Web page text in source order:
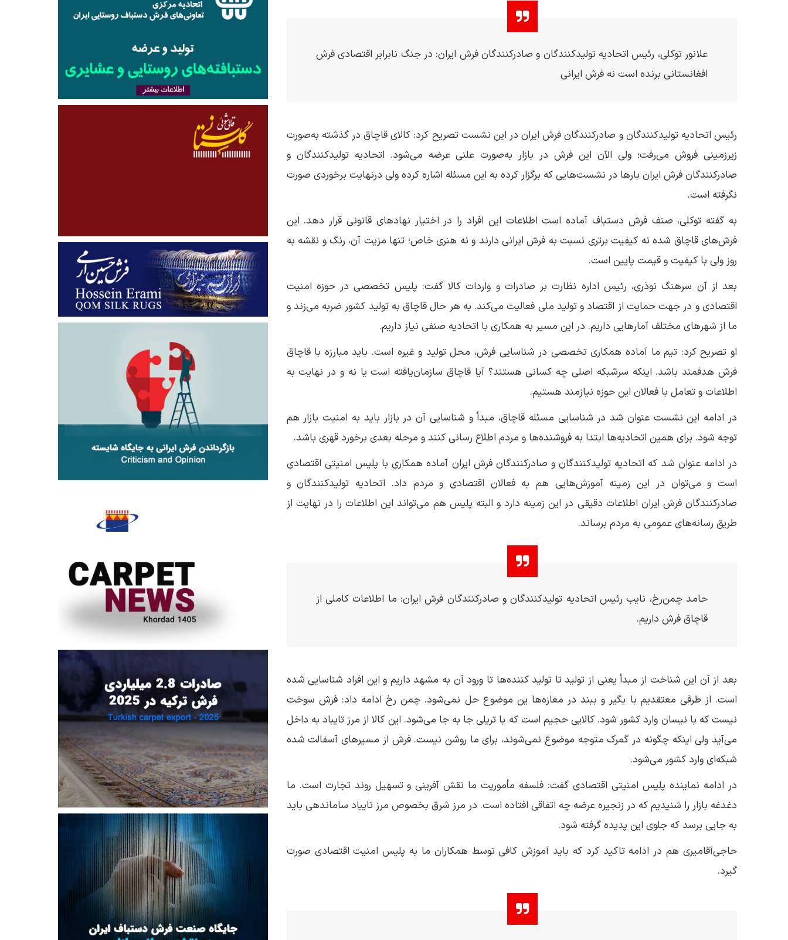
علانور توکلی، رئیس اتحادیه تولیدکنندگان و صادرکنندگان فرش ایران: در جنگ نابرابر اقتصادی فرش
افغانستانی برنده است نه فرش ایرانی
رئیس اتحادیه تولیدکنندگان و صادرکنندگان فرش ایران در این نشست تصریح کرد: کالای قاچاق در گذشته به‌صورت
زیرزمینی فروش می‌رفت؛ ولی الآن این فرش در بازار به‌صورت علنی عرضه می‌شود. اتحادیه تولیدکنندگان و
صادرکنندگان فرش ایران بارها در نشست‌هایی که برگزار کرده به این مسئله اشاره کرده ولی درنهایت برخوردی صورت
نگرفته است.
به گفته توکلی، صنف فرش دستباف آماده است اطلاعات این افراد را در اختیار نهادهای قانونی قرار دهد. این
فرش‌های قاچاق شده نه کیفیت برتری نسبت به فرش ایرانی دارند و نه هنری خاص؛ تنها مزیت آن، رنگ و نقشه به
روز ولی با کیفیت و قیمت پایین است.
بعد از آن سرهنگ نوذری، رئیس اداره نظارت بر صادرات و واردات کالا گفت: پلیس تخصصی در حوزه امنیت
اقتصادی و در جهت حمایت از اقتصاد و تولید ملی فعالیت می‌کند. به هر حال قاچاق به تولید کشور ضربه می‌زند و
ما از شهرهای مختلف آمارهایی داریم. در این مسیر به همکاری با اتحادیه صنفی نیاز داریم.
او تصریح کرد: تیم ما آماده همکاری تخصصی در شناسایی فرش، محل تولید و غیره است. باید مبارزه با قاچاق
فرش هدفمند باشد. اینکه سرشبکه اصلی چه کسانی هستند؟ آیا قاچاق سازمان‌یافته است یا نه و در نهایت به
اطلاعات و تعامل با فعالان این حوزه نیازمند هستیم.
در ادامه این نشست عنوان شد در شناسایی مسئله قاچاق، مبدأ و شناسایی آن در بازار باید به امنیت بازار هم
توجه شود. برای همین اتحادیه‌ها ابتدا به فروشنده‌ها و مردم اطلاع رسانی کنند و مرحله بعدی برخورد قهری باشد.
در ادامه عنوان شد که اتحادیه تولیدکنندگان و صادرکنندگان فرش ایران آماده همکاری با پلیس امنیتی اقتصادی
است و می‌توان در این زمینه آموزش‌هایی هم به فعالان اقتصادی و مردم داد. اتحادیه تولیدکنندگان و
صادرکنندگان فرش ایران اطلاعات دقیقی در این زمینه دارد و البته پلیس هم می‌تواند این اطلاعات را در نهایت از
طریق رسانه‌های عمومی به مردم برساند.
حامد چمن‌رخ، نایب رئیس اتحادیه تولیدکنندگان و صادرکنندگان فرش ایران: ما اطلاعات کاملی از
قاچاق فرش داریم.
بعد از آن این شناخت از مبدأ یعنی از تولید تا تولید کننده‌ها تا ورود آن به مشهد داریم و این افراد شناسایی شده
است. از طرفی معتقدیم با بگیر و ببند در مغازه‌ها ین موضوع حل نمی‌شود. چمن رخ ادامه داد: فرش سوخت
نیست که با نیسان وارد کشور شود. کالایی حجیم است که با تریلی جا به جا می‌شود. این کالا از مرز تایباد به داخل
می‌آید ولی اینکه چگونه در گمرک متوجه موضوع نمی‌شوند، برای ما روشن نیست. فرش از مسیرهای آسفالت شده
شبکه‌ای وارد کشور می‌شود.
در ادامه نماینده پلیس امنیتی اقتصادی گفت: فلسفه مأموریت ما نقش آفرینی و تسهیل روند تجارت است. ما
دغدغه بازار را شنیدیم که در زنجیره عرضه چه اتفاقی افتاده است. در مرز شرق بخصوص مرز تایباد ساماندهی باید
به جایی برسد که جلوی این پدیده گرفته شود.
حاجی‌آقامیری هم در ادامه تاکید کرد که باید آموزش کافی توسط همکاران ما به پلیس امنیت اقتصادی صورت
گیرد.